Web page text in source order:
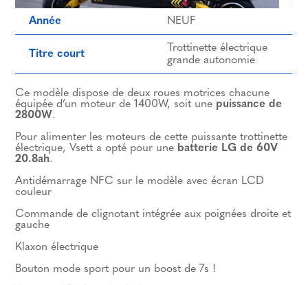
Année NEUF
Titre court
Trottinette électrique
grande autonomie
Ce modèle dispose de deux roues motrices chacune
équipée d’un moteur de 1400W, soit une puissance de
2800W.
Pour alimenter les moteurs de cette puissante trottinette
électrique, Vsett a opté pour une batterie LG de 60V
20.8ah.
Antidémarrage NFC sur le modèle avec écran LCD
couleur
Commande de clignotant intégrée aux poignées droite et
gauche
Klaxon électrique
Bouton mode sport pour un boost de 7s !